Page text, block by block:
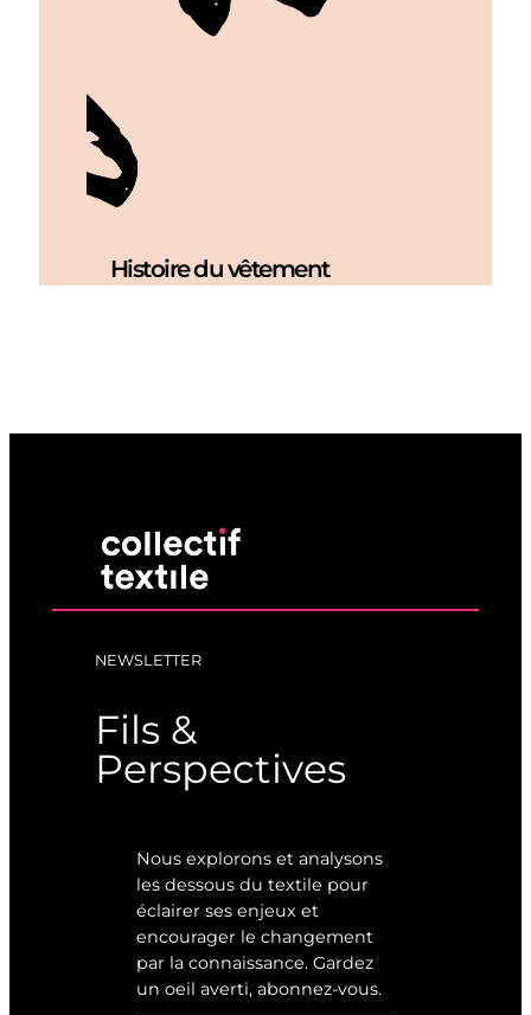
Histoire du vêtement
NEWSLETTER
Fils &
Perspectives
Nous explorons et analysons
les dessous du textile pour
éclairer ses enjeux et
encourager le changement
par la connaissance. Gardez
un oeil averti, abonnez-vous.